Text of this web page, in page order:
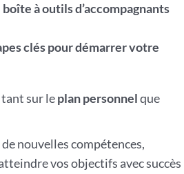
à outils d’accompagnants
clés pour démarrer votre
tant sur leplan personnelque
nouvelles compétences,
vos objectifs avec succès